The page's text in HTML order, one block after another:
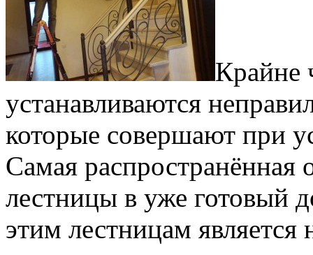
Крайне
устанавливаются
которые совершают при
Самая распространённая
лестницы в уже готовый
этим лестницам